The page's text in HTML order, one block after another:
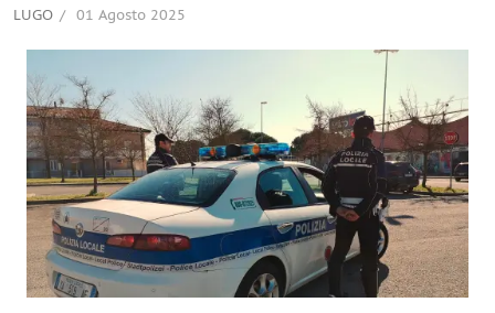
LUGO 01 Agosto 2025